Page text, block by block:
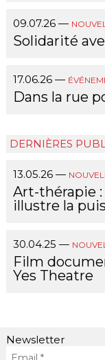
09.07.26 —
Solidarité
17.06.26 —
Dans la rue
DERNIÈRES
13.05.26 —
Art-thérapie
illustre la
30.04.25 —
Film
Yes Theatre
Newsletter